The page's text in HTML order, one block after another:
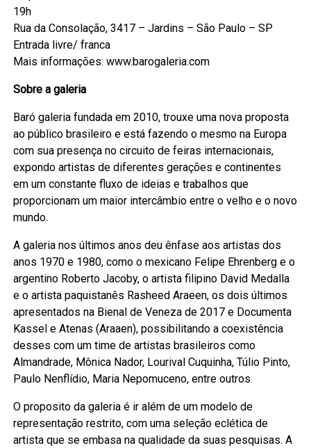
19h
Rua da Consolação, 3417 – Jardins – São Paulo – SP
Entrada livre/ franca
Mais informações: www.barogaleria.com
Sobre a galeria
Baró galeria fundada em 2010, trouxe uma nova proposta
ao público brasileiro e está fazendo o mesmo na Europa
com sua presença no circuito de feiras internacionais,
expondo artistas de diferentes gerações e continentes
em um constante fluxo de ideias e trabalhos que
proporcionam um maior intercâmbio entre o velho e o novo
mundo.
A galeria nos últimos anos deu ênfase aos artistas dos
anos 1970 e 1980, como o mexicano Felipe Ehrenberg e o
argentino Roberto Jacoby, o artista filipino David Medalla
e o artista paquistanês Rasheed Araeen, os dois últimos
apresentados na Bienal de Veneza de 2017 e Documenta
Kassel e Atenas (Araaen), possibilitando a coexistência
desses com um time de artistas brasileiros como
Almandrade, Mônica Nador, Lourival Cuquinha, Túlio Pinto,
Paulo Nenflídio, Maria Nepomuceno, entre outros.
O proposito da galeria é ir além de um modelo de
representação restrito, com uma seleção eclética de
artista que se embasa na qualidade da suas pesquisas. A